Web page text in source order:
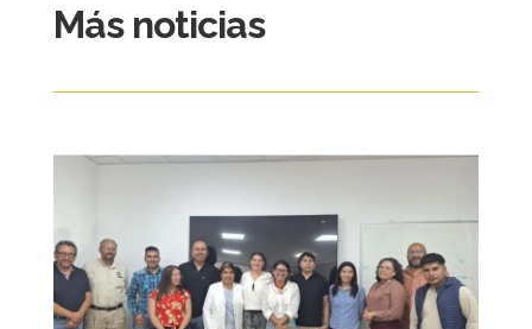
Más noticias